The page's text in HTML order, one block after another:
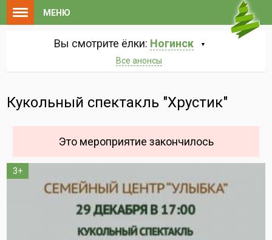
МЕНЮ
Вы смотрите ёлки: Ногинск
Все анонсы
Кукольный спектакль "Хрустик"
Это мероприятие закончилось
3+